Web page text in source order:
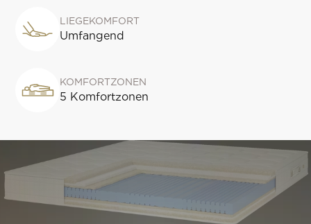
LIEGEKOMFORT
Umfangend
KOMFORTZONEN
5 Komfortzonen